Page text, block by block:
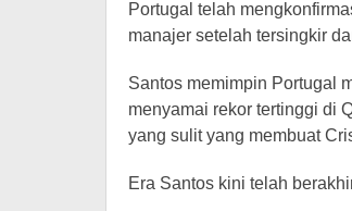
Portugal telah
manajer setelah tersingkir
Santos memimpin Portugal
menyamai rekor tertinggi di
yang sulit yang membuat
Era Santos kini telah